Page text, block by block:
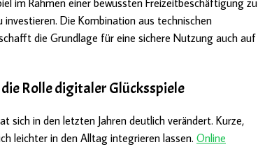
Die Kombination aus technischen
die Grundlage für eine sichere Nutzung auch auf
Rolle digitaler Glücksspiele
sich in den letzten Jahren deutlich verändert. Kurze,
leichter in den Alltag integrieren lassen. Online